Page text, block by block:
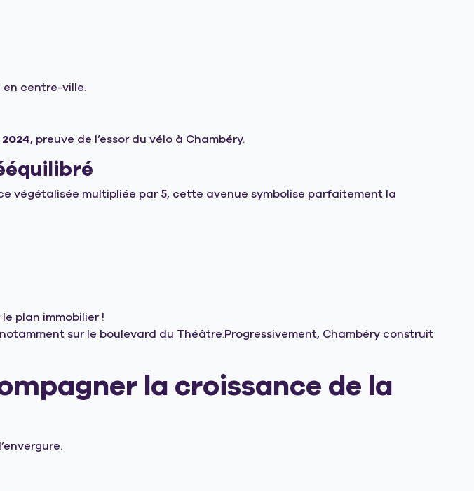
en centre-ville.
, preuve de l’essor du vélo à Chambéry.
végétalisée multipliée par 5, cette avenue symbolise parfaitement la
plan immobilier !
sur le boulevard du Théâtre.Progressivement, Chambéry construit
la croissance de la